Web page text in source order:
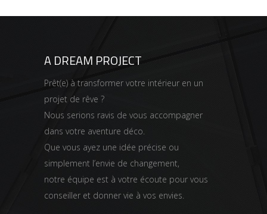
A DREAM PROJECT
Prêt(e) à transformer votre intérieur en un
projet de rêve ?
Nous serions ravis de vous accompagner
dans votre aventure déco.
Que vous ayez une idée précise ou
simplement l’envie de changement,
notre équipe est à votre écoute pour vous
conseiller et donner vie à vos envies.